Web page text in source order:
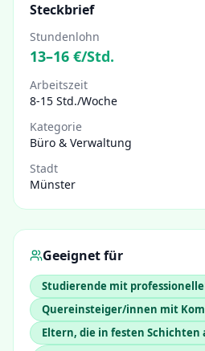
Steckbrief
Stundenlohn
13–16 €/Std.
Arbeitszeit
8-15 Std./Woche
Kategorie
Büro & Verwaltung
Stadt
Münster
Geeignet für
Studierende mit
Quereinsteiger/innen mit
Eltern, die in festen